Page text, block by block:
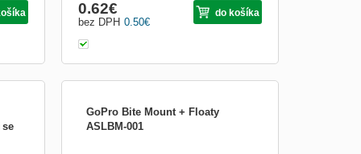
0.50€
bez DPH
0.62€ do košíka
GoPro Bite Mount + Floaty
ASLBM-001